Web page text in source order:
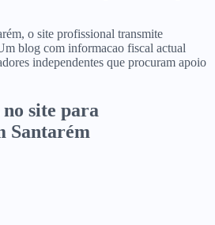
o site profissional transmite
blog com informacao fiscal actual
independentes que procuram apoio
site para
Santarém